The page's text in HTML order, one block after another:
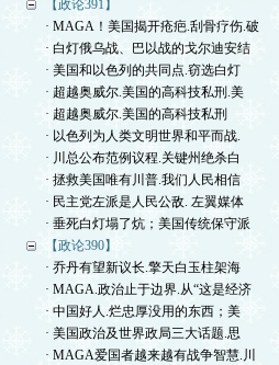
【政论391】
· MAGA！美国揭开疮疤.刮骨疗伤.破
· 白灯俄乌战、巴以战的戈尔迪安结
· 美国和以色列的共同点.窃选白灯
· 超越奥威尔.美国的高科技私刑.美
· 超越奥威尔.美国的高科技私刑
· 以色列为人类文明世界和平而战.
· 川总公布范例议程.关键州绝杀白
· 拯救美国唯有川普.我们人民相信
· 民主党左派是人民公敌. 左翼媒体
· 垂死白灯塌了炕；美国传统保守派
【政论390】
· 乔丹有望新议长.擎天白玉柱架海
· MAGA.政治止于边界.从“这是经济
· 中国好人.烂忠厚没用的东西；美
· 美国政治及世界政局三大话题.思
· MAGA爱国者越来越有战争智慧.川